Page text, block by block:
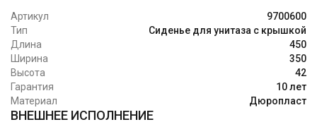
Артикул
9700600
Тип
Сиденье для унитаза с крышкой
Длина
450
Ширина
350
Высота
42
Гарантия
10 лет
Материал
Дюропласт
ВНЕШНЕЕ ИСПОЛНЕНИЕ